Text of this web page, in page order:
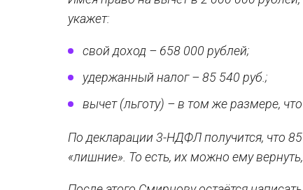
укажет:
свой доход – 658 000 рублей;
удержанный налог – 85 540 руб.;
вычет (льготу) – в том же размере,
По декларации 3-НДФЛ получится, что
«лишние». То есть, их можно ему